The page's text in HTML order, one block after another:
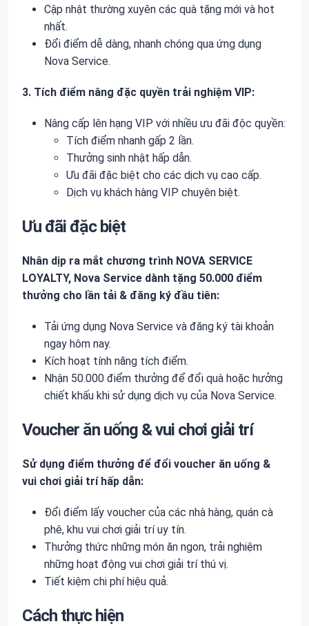
Cập nhật thường xuyên các quà tặng mới và hot
nhất.
Đổi điểm dễ dàng, nhanh chóng qua ứng dụng
Nova Service.
3. Tích điểm nâng đặc quyền trải nghiệm VIP:
Nâng cấp lên hạng VIP với nhiều ưu đãi độc quyền:
Tích điểm nhanh gấp 2 lần.
Thưởng sinh nhật hấp dẫn.
Ưu đãi đặc biệt cho các dịch vụ cao cấp.
Dịch vụ khách hàng VIP chuyên biệt.
Ưu đãi đặc biệt
Nhân dịp ra mắt chương trình NOVA SERVICE
LOYALTY, Nova Service dành tặng 50.000 điểm
thưởng cho lần tải & đăng ký đầu tiên:
Tải ứng dụng Nova Service và đăng ký tài khoản
ngay hôm nay.
Kích hoạt tính năng tích điểm.
Nhận 50.000 điểm thưởng để đổi quà hoặc hưởng
chiết khấu khi sử dụng dịch vụ của Nova Service.
Voucher ăn uống & vui chơi giải trí
Sử dụng điểm thưởng để đổi voucher ăn uống &
vui chơi giải trí hấp dẫn:
Đổi điểm lấy voucher của các nhà hàng, quán cà
phê, khu vui chơi giải trí uy tín.
Thưởng thức những món ăn ngon, trải nghiệm
những hoạt động vui chơi giải trí thú vị.
Tiết kiệm chi phí hiệu quả.
Cách thực hiện